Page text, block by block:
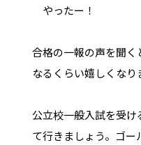
やったー！
合格の一報の声を聞く
なるくらい嬉しくなり
公立校一般入試を受
て行きましょう。ゴー